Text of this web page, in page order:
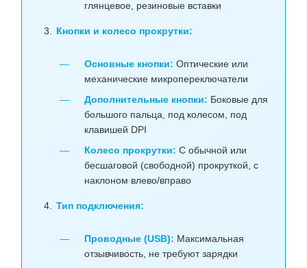
глянцевое, резиновые вставки
Кнопки и колесо прокрутки:
Основные кнопки: Оптические или
механические микропереключатели
Дополнительные кнопки: Боковые для
большого пальца, под колесом, под
клавишей DPI
Колесо прокрутки: С обычной или
бесшаговой (свободной) прокруткой, с
наклоном влево/вправо
Тип подключения:
Проводные (USB): Максимальная
отзывчивость, не требуют зарядки